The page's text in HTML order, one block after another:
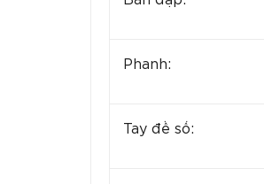
Phanh:
Tay đề số: